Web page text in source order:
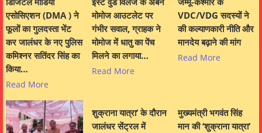
एसोसिएशन (DMA ) ने
फूलों का गुलदस्ता भेंट
कर जालंधर के नए पुलिस
कमिश्नर सतिंदर सिंह का
किया…
Read More
मोमोज आउटलेट पर
गंभीर सवाल, ग्राहक ने
मोमोज में धातु का पेंच
मिलने का लगाया…
Read More
VDC/VDG सदस्यों ने
की कल्याणकारी नीति और
मानदेय बढ़ाने की मांग
Read More
शुक्राना यात्रा’ के दौरान
जालंधर सेंट्रल में
मुख्यमंत्री भगवंत सिंह
मान की ‘शुक्राना यात्रा’